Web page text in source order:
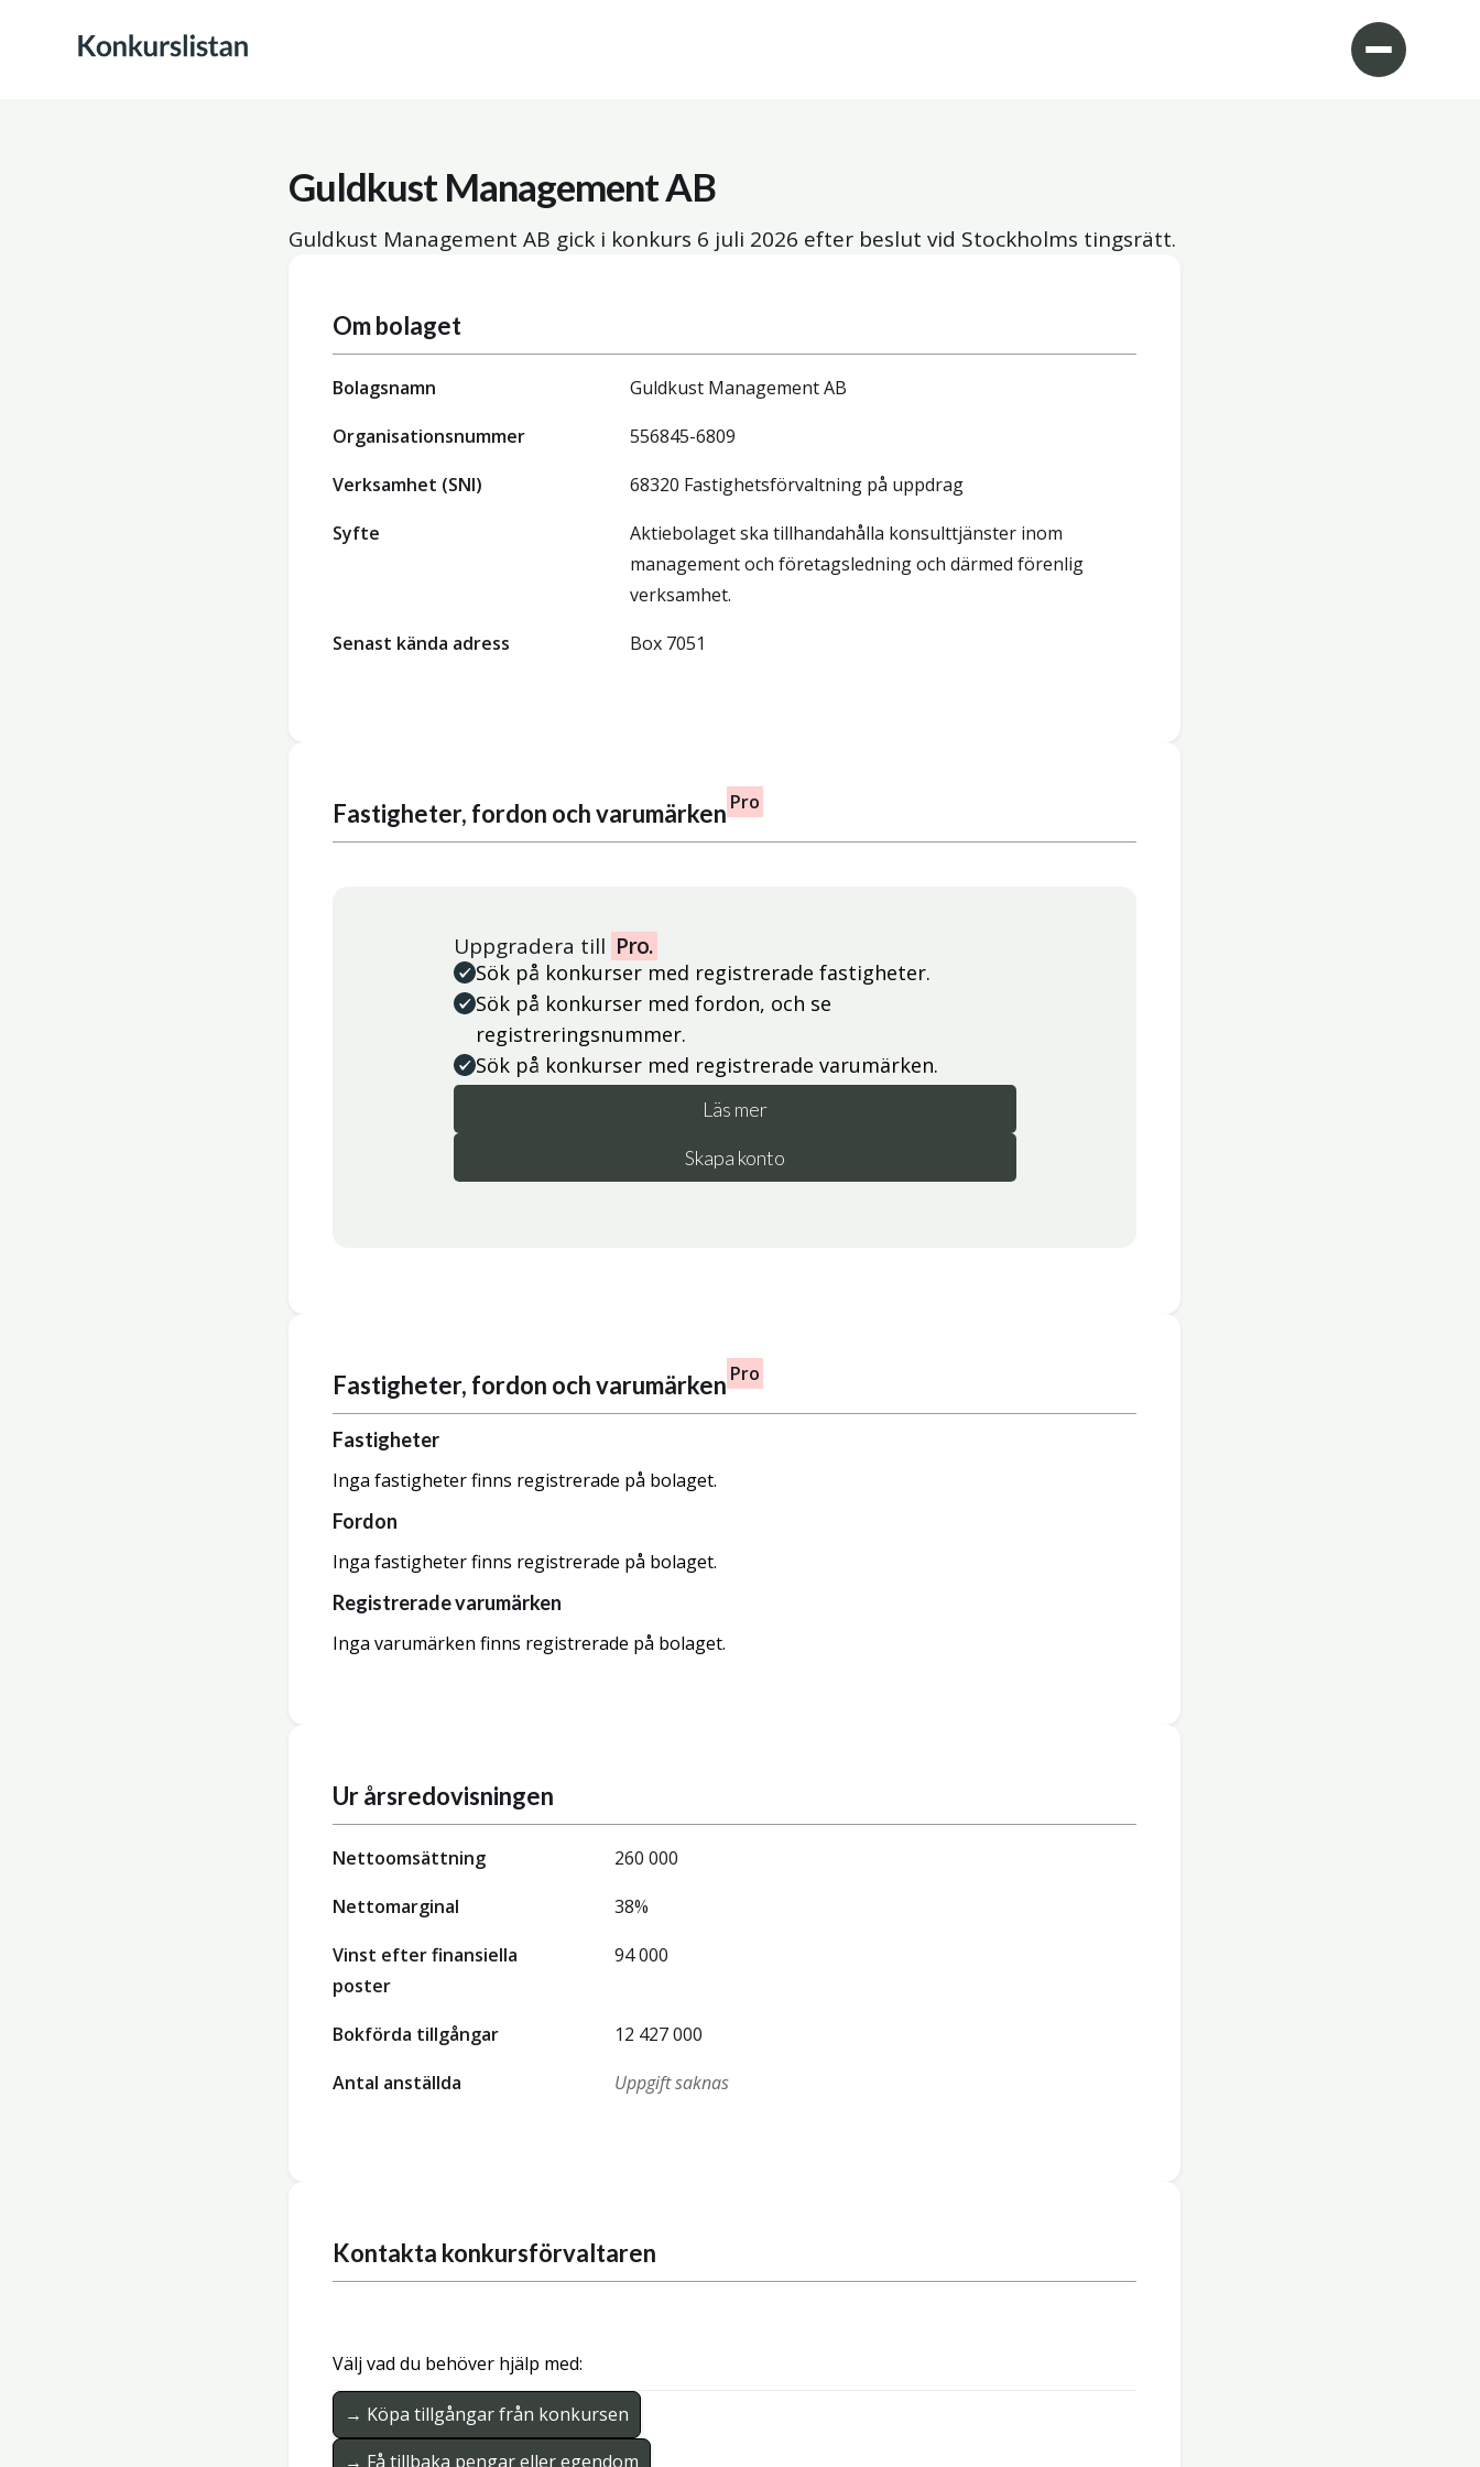
Guldkust Management AB
Guldkust Management AB gick i konkurs 6 juli 2026 efter beslut vid Stockholms tingsrätt.
Om bolaget
Bolagsnamn
Guldkust Management AB
Organisationsnummer
556845-6809
Verksamhet (SNI)
68320 Fastighetsförvaltning på uppdrag
Syfte
Aktiebolaget ska tillhandahålla konsulttjänster inom
management och företagsledning och därmed förenlig
verksamhet.
Senast kända adress
Box 7051
Fastigheter, fordon och varumärken Pro
Uppgradera till Pro.
Sök på konkurser med registrerade fastigheter.
Sök på konkurser med fordon, och se
registreringsnummer.
Sök på konkurser med registrerade varumärken.
Läs mer
Skapa konto
Fastigheter, fordon och varumärken Pro
Fastigheter
Inga fastigheter finns registrerade på bolaget.
Fordon
Inga fastigheter finns registrerade på bolaget.
Registrerade varumärken
Inga varumärken finns registrerade på bolaget.
Ur årsredovisningen
Nettoomsättning
260 000
Nettomarginal
38%
Vinst efter finansiella
poster
94 000
Bokförda tillgångar
12 427 000
Antal anställda
Uppgift saknas
Kontakta konkursförvaltaren
Välj vad du behöver hjälp med:
→ Köpa tillgångar från konkursen
→ Få tillbaka pengar eller egendom